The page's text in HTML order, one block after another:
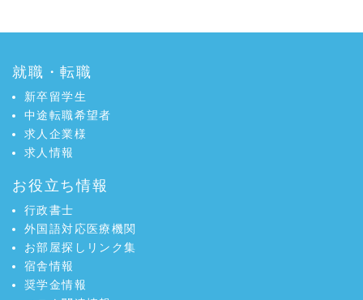
就職・転職
新卒留学生
中途転職希望者
求人企業様
求人情報
お役立ち情報
行政書士
外国語対応医療機関
お部屋探しリンク集
宿舎情報
奨学金情報